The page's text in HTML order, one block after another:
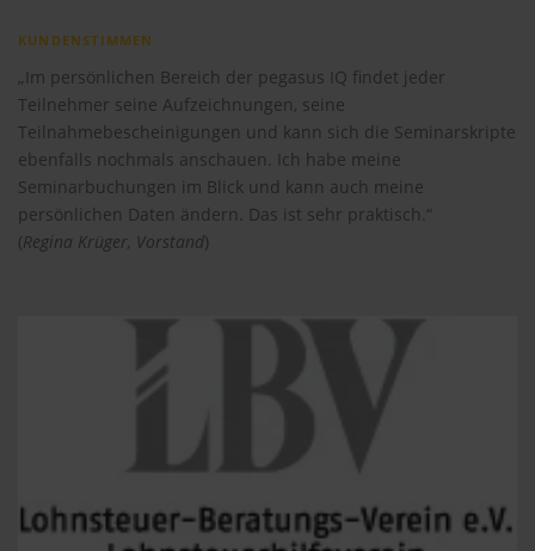
KUNDENSTIMMEN
„Im persönlichen Bereich der pegasus IQ findet jeder
Teilnehmer seine Aufzeichnungen, seine
Teilnahmebescheinigungen und kann sich die Seminarskripte
ebenfalls nochmals anschauen. Ich habe meine
Seminarbuchungen im Blick und kann auch meine
persönlichen Daten ändern. Das ist sehr praktisch.“
(Regina Krüger, Vorstand)